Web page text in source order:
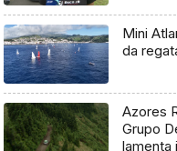
Mini
da
Azores
Grupo
lamenta